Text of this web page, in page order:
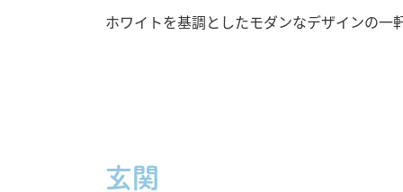
ホワイトを基調としたモダンなデザインの
玄関